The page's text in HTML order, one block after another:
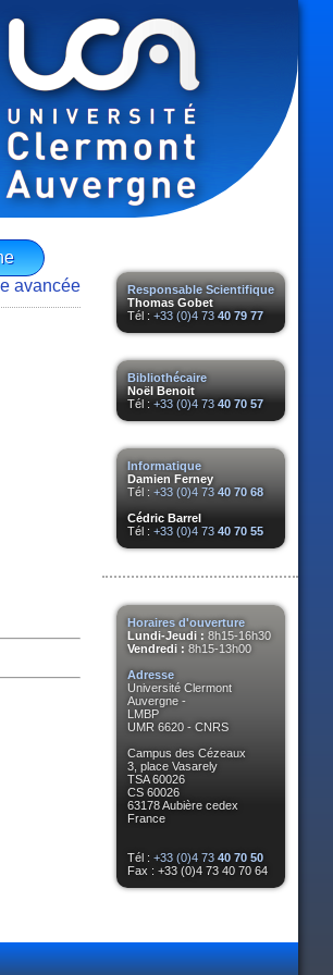
Responsable Scientifique
Thomas Gobet
Tél : +33 (0)4 73 40 79 77
Bibliothécaire
Noël Benoit
Tél : +33 (0)4 73 40 70 57
Informatique
Damien Ferney
Tél : +33 (0)4 73 40 70 68
Cédric Barrel
Tél : +33 (0)4 73 40 70 55
Horaires d'ouverture
Lundi-Jeudi : 8h15-16h30
Vendredi : 8h15-13h00
Adresse
Université Clermont
Auvergne -
LMBP
UMR 6620 - CNRS
Campus des Cézeaux
3, place Vasarely
TSA 60026
CS 60026
63178 Aubière cedex
France
Tél : +33 (0)4 73 40 70 50
Fax : +33 (0)4 73 40 70 64
avancée